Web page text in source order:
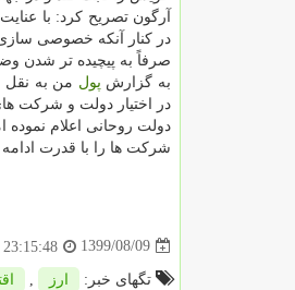
آرگون تصریح کرد: با
در کنار آنکه خصوصی
صرفاً به پیچیده تر شدن
به گزارش پول
در اختیار دولت و شرکت
دولت روحانی اعلام
شرکت ها را با قدرت ادامه
1399/08/09
23:15:48
تگهای خبر: ارز